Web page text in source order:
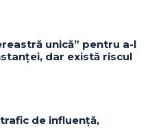
unică” pentru a-l
dar există riscul
de influență,